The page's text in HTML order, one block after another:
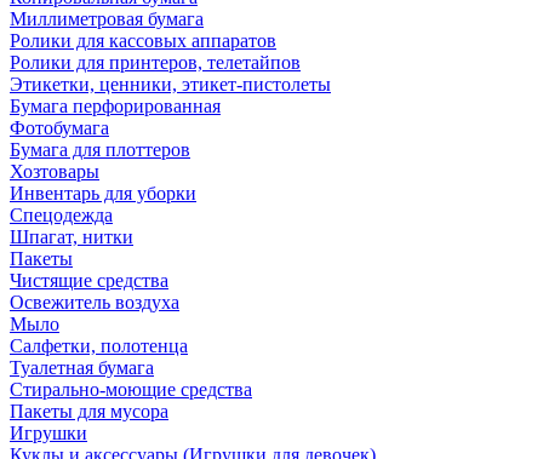
Миллиметровая бумага
Ролики для кассовых аппаратов
Ролики для принтеров, телетайпов
Этикетки, ценники, этикет-пистолеты
Бумага перфорированная
Фотобумага
Бумага для плоттеров
Хозтовары
Инвентарь для уборки
Спецодежда
Шпагат, нитки
Пакеты
Чистящие средства
Освежитель воздуха
Мыло
Салфетки, полотенца
Туалетная бумага
Стирально-моющие средства
Пакеты для мусора
Игрушки
Куклы и аксессуары (Игрушки для девочек)